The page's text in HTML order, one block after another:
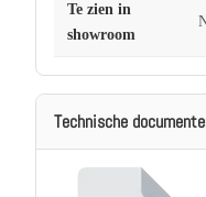
Te zien in
showroom
Technische